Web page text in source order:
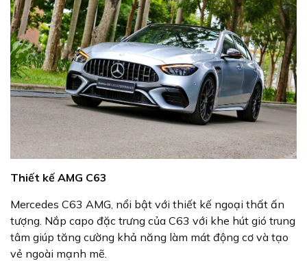
Thiết kế AMG C63
Mercedes C63 AMG, nổi bật với thiết kế ngoại thất ấn
tượng. Nắp capo đặc trưng của C63 với khe hút gió trung
tâm giúp tăng cường khả năng làm mát động cơ và tạo
vẻ ngoài mạnh mẽ.